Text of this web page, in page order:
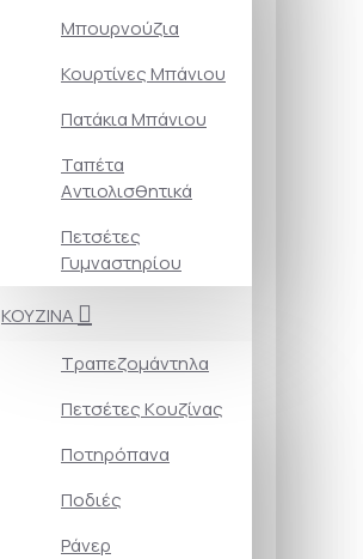
Μπουρνούζια
Κουρτίνες Mπάνιου
Πατάκια Mπάνιου
Ταπέτα
Aντιολισθητικά
Πετσέτες
Γυμναστηρίου
ΚΟΥΖΙΝΑ
Τραπεζομάντηλα
Πετσέτες Kουζίνας
Ποτηρόπανα
Ποδιές
Ράνερ